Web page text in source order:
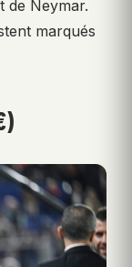
de Neymar.
marqués